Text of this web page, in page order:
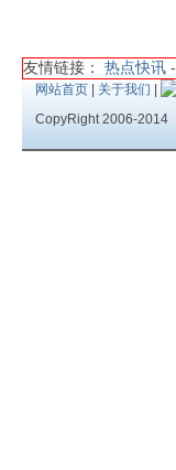
友情链接： 热点快讯 -
网站首页 关于我们
CopyRight 2006-2014